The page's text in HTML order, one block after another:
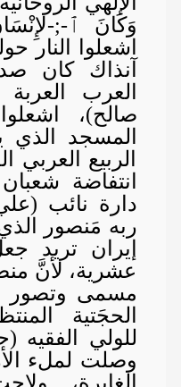
وَكَانَ ٱ-;-
اشعلوا النار
آنذاك كان
العرب
صالح)،
المسجد
الربيع
انتفاضة
دارة نائب
ربه مَنصور
إيران تريد
عشرية، لأنَّ
مسمى وتصور
الحجَتية
للولي الفقيه
وصلت لملء